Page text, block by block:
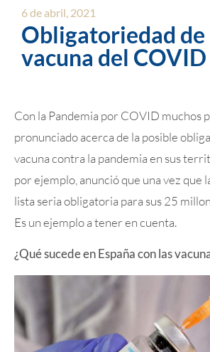
6 de abril, 2021
Obligatoriedad de
vacuna del COVID
Con la Pandemia por COVID muchos
pronunciado acerca de la posible
vacuna contra la pandemia en sus
por ejemplo, anunció que una vez que
lista seria obligatoria para sus 25
Es un ejemplo a tener en cuenta.
¿Qué sucede en España con las